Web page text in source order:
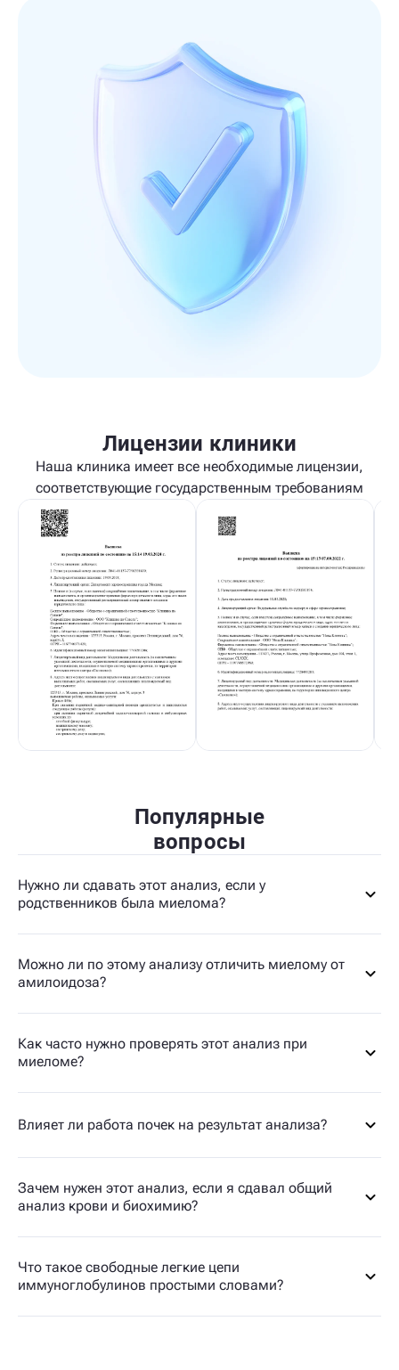
Лицензии клиники
Наша клиника имеет все необходимые лицензии,
соответствующие государственным требованиям
Популярные
вопросы
Нужно ли сдавать этот анализ, если у
родственников была миелома?
Можно ли по этому анализу отличить миелому от
амилоидоза?
Как часто нужно проверять этот анализ при
миеломе?
Влияет ли работа почек на результат анализа?
Зачем нужен этот анализ, если я сдавал общий
анализ крови и биохимию?
Что такое свободные легкие цепи
иммуноглобулинов простыми словами?